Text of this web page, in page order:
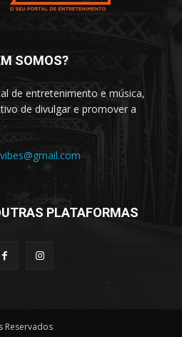
SOMOS?
de entretenimento e música,
de divulgar e promover a
PLATAFORMAS
Reservados